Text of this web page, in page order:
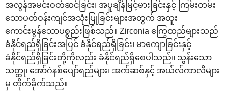
အလွန်အမင်းဝတ်ဆင်ခြင်း၊ အပူချိန်မြင့်မားခြင်းနှင့် ကြမ်းတမ်း
သောပတ်ဝန်းကျင်အသုံးပြုခြင်းများအတွက် အထူး
ကောင်းမွန်သောပစ္စည်းဖြစ်သည်။ Zirconia ကြွေထည်များသည်
ခံနိုင်ရည်ရှိခြင်းအပြင် ခံနိုင်ရည်ရှိခြင်း၊ မာကျောခြင်းနှင့်
ခံနိုင်ရည်ရှိခြင်းတို့ကိုလည်း ခံနိုင်ရည်ရှိစေပါသည်။ သွန်းသော
သတ္တု၊ အော်ဂဲနစ်ပျော်ရည်များ၊ အက်ဆစ်နှင့် အယ်လ်ကာလီများ
မှ တိုက်ခိုက်သည်။